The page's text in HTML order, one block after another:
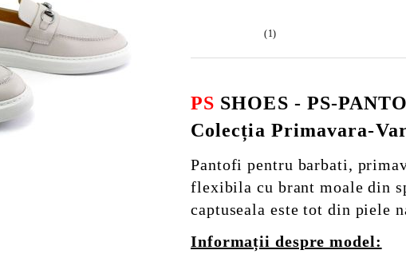
(1)
PS SHOES - PS-
Colecția Primavara-
Pantofi pentru barbati,
flexibila cu brant moale din
captuseala este tot din piele
Informații despre model: